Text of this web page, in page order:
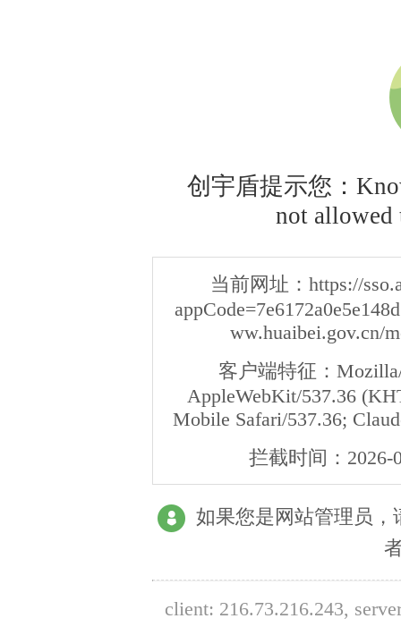
创宇盾提示您：
not
当前网址： https://
ww.huaibei.gov.cn/
客户端特征：
AppleWebKit/537.36
Mobile Safari/537.36;
拦截时间： 2026-
如果您是网站管理员
client: 216.73.216.243,